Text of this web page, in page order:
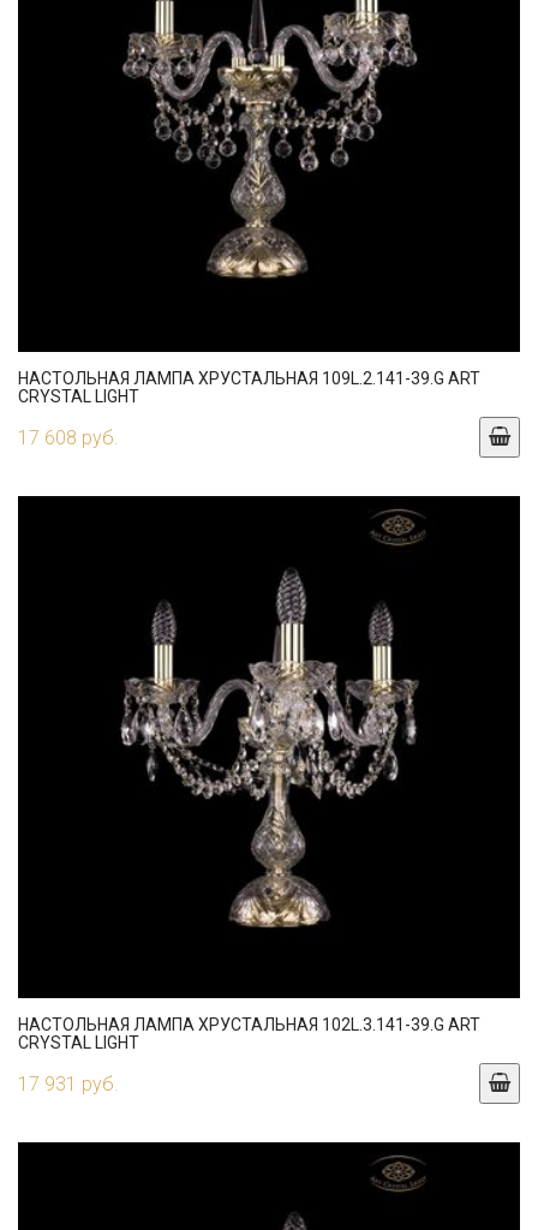
НАСТОЛЬНАЯ ЛАМПА ХРУСТАЛЬНАЯ 109L.2.141-39.G ART
CRYSTAL LIGHT
17 608 руб.
НАСТОЛЬНАЯ ЛАМПА ХРУСТАЛЬНАЯ 102L.3.141-39.G ART
CRYSTAL LIGHT
17 931 руб.